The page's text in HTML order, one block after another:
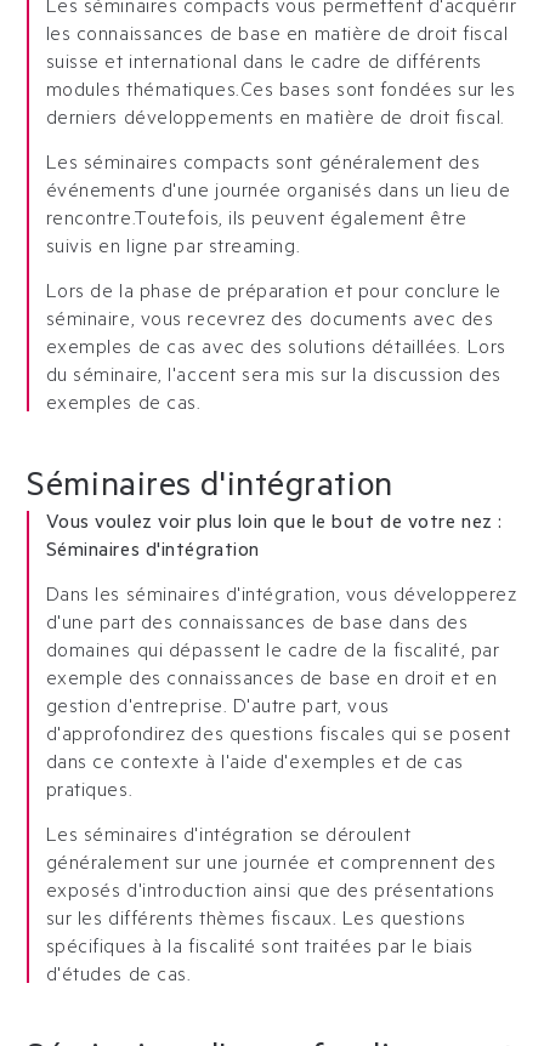
Les séminaires compacts vous permettent d'acquérir
les connaissances de base en matière de droit fiscal
suisse et international dans le cadre de différents
modules thématiques.Ces bases sont fondées sur les
derniers développements en matière de droit fiscal.
Les séminaires compacts sont généralement des
événements d'une journée organisés dans un lieu de
rencontre.Toutefois, ils peuvent également être
suivis en ligne par streaming.
Lors de la phase de préparation et pour conclure le
séminaire, vous recevrez des documents avec des
exemples de cas avec des solutions détaillées. Lors
du séminaire, l'accent sera mis sur la discussion des
exemples de cas.
Séminaires d'intégration
Vous voulez voir plus loin que le bout de votre nez :
Séminaires d'intégration
Dans les séminaires d'intégration, vous développerez
d'une part des connaissances de base dans des
domaines qui dépassent le cadre de la fiscalité, par
exemple des connaissances de base en droit et en
gestion d'entreprise. D'autre part, vous
d'approfondirez des questions fiscales qui se posent
dans ce contexte à l'aide d'exemples et de cas
pratiques.
Les séminaires d'intégration se déroulent
généralement sur une journée et comprennent des
exposés d'introduction ainsi que des présentations
sur les différents thèmes fiscaux. Les questions
spécifiques à la fiscalité sont traitées par le biais
d'études de cas.